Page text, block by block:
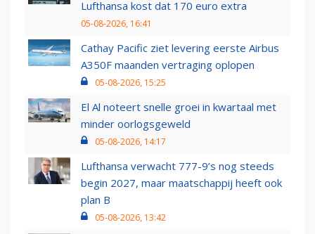
Lufthansa kost dat 170 euro extra
05-08-2026, 16:41
Cathay Pacific ziet levering eerste Airbus
A350F maanden vertraging oplopen
05-08-2026, 15:25
El Al noteert snelle groei in kwartaal met
minder oorlogsgeweld
05-08-2026, 14:17
Lufthansa verwacht 777-9’s nog steeds
begin 2027, maar maatschappij heeft ook
plan B
05-08-2026, 13:42